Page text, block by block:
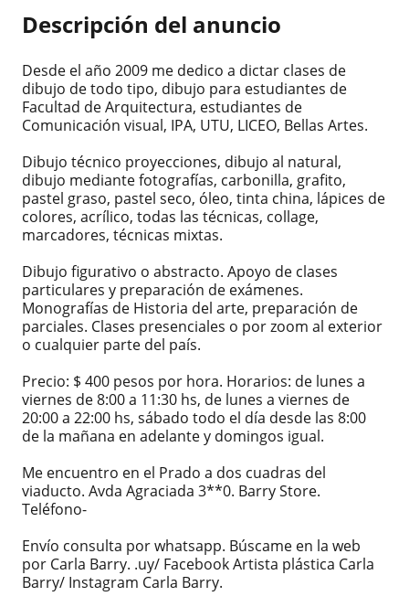
Descripción del anuncio
Desde el año 2009 me dedico a dictar clases de
dibujo de todo tipo, dibujo para estudiantes de
Facultad de Arquitectura, estudiantes de
Comunicación visual, IPA, UTU, LICEO, Bellas Artes.
Dibujo técnico proyecciones, dibujo al natural,
dibujo mediante fotografías, carbonilla, grafito,
pastel graso, pastel seco, óleo, tinta china, lápices de
colores, acrílico, todas las técnicas, collage,
marcadores, técnicas mixtas.
Dibujo figurativo o abstracto. Apoyo de clases
particulares y preparación de exámenes.
Monografías de Historia del arte, preparación de
parciales. Clases presenciales o por zoom al exterior
o cualquier parte del país.
Precio: $ 400 pesos por hora. Horarios: de lunes a
viernes de 8:00 a 11:30 hs, de lunes a viernes de
20:00 a 22:00 hs, sábado todo el día desde las 8:00
de la mañana en adelante y domingos igual.
Me encuentro en el Prado a dos cuadras del
viaducto. Avda Agraciada 3**0. Barry Store.
Teléfono-
Envío consulta por whatsapp. Búscame en la web
por Carla Barry. .uy/ Facebook Artista plástica Carla
Barry/ Instagram Carla Barry.